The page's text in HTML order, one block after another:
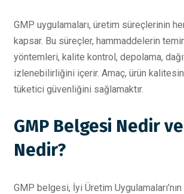
GMP uygulamaları, üretim süreçlerinin
kapsar. Bu süreçler, hammaddelerin
yöntemleri, kalite kontrol, depolama,
izlenebilirliğini içerir. Amaç, ürün
tüketici güvenliğini sağlamaktır.
GMP Belgesi Nedir
Nedir?
GMP belgesi, İyi Üretim